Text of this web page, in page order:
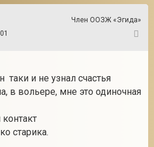
Член ООЗЖ «Эгида»
таки и не узнал счастья
в вольере, мне это одиночная
старика.